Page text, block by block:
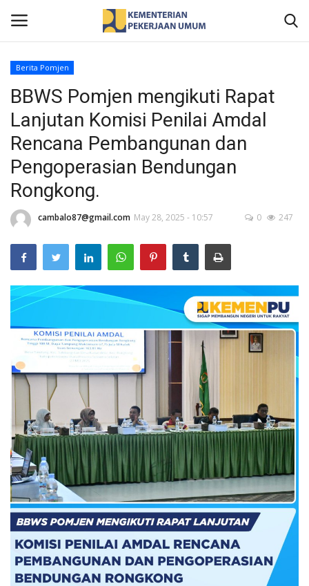
Home
Profil
Berita
Publikasi
Informasi Publik
Kontak
Berita Pomjen
BBWS Pomjen mengikuti Rapat
Lanjutan Komisi Penilai Amdal
Rencana Pembangunan dan
Pengoperasian Bendungan
Rongkong.
cambalo87@gmail.com May 28, 2025 - 10:57 0 247